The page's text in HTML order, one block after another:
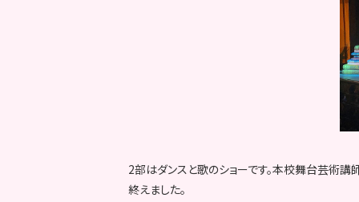
2部はダンスと歌のショーです。本校舞台芸術
終えました。